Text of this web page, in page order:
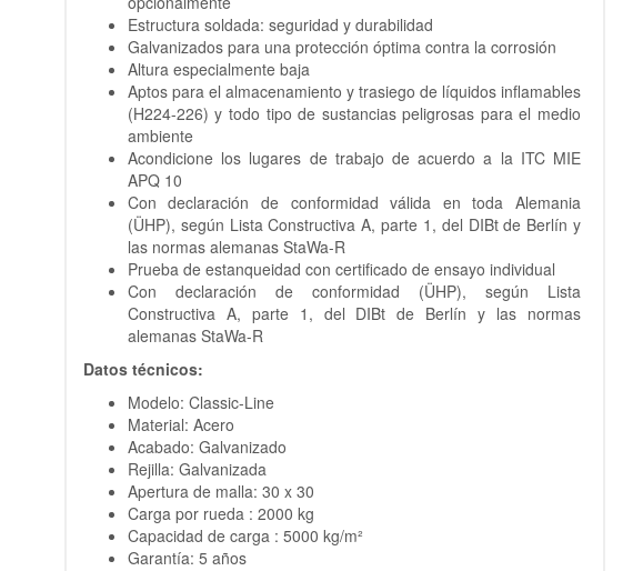
Estructura soldada: seguridad y durabilidad
Galvanizados para una protección óptima contra la corrosión
Altura especialmente baja
Aptos para el almacenamiento y trasiego de líquidos inflamables
(H224-226) y todo tipo de sustancias peligrosas para el medio
ambiente
Acondicione los lugares de trabajo de acuerdo a la ITC MIE
APQ 10
Con declaración de conformidad válida en toda Alemania
(ÜHP), según Lista Constructiva A, parte 1, del DIBt de Berlín y
las normas alemanas StaWa-R
Prueba de estanqueidad con certificado de ensayo individual
Con declaración de conformidad (ÜHP), según Lista
Constructiva A, parte 1, del DIBt de Berlín y las normas
alemanas StaWa-R
Datos técnicos:
Modelo: Classic-Line
Material: Acero
Acabado: Galvanizado
Rejilla: Galvanizada
Apertura de malla: 30 x 30
Carga por rueda : 2000 kg
Capacidad de carga : 5000 kg/m²
Garantía: 5 años